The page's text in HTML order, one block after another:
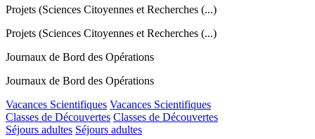
Projets (Sciences Citoyennes et Recherches (...)
Projets (Sciences Citoyennes et Recherches (...)
Journaux de Bord des Opérations
Journaux de Bord des Opérations
Vacances Scientifiques Vacances Scientifiques
Classes de Découvertes Classes de Découvertes
Séjours adultes Séjours adultes